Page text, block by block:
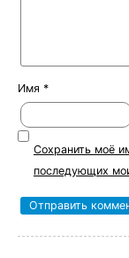
Имя *
Сохранить моё
последующих